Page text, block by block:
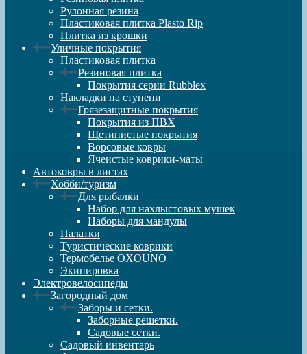
Рулонная резина
Пластиковая плитка Plasto Rip
Плитка из крошки
Уличные покрытия
Пластиковая плитка
Резиновая плитка
Покрытия серии Rubblex
Накладки на ступени
Грязезащитные покрытия
Покрытия из ПВХ
Щетинистые покрытия
Ворсовые ковры
Ячеистые коврики-маты
Автоковры в листах
Хобби/туризм
Для рыбалки
Набор для нахлыстовых мушек
Наборы для мандулы
Палатки
Туристические коврики
Термобелье OXOUNO
Экипировка
Электровелосипеды
Загородный дом
Заборы и сетки.
Заборные решетки.
Садовые сетки.
Садовый инвентарь